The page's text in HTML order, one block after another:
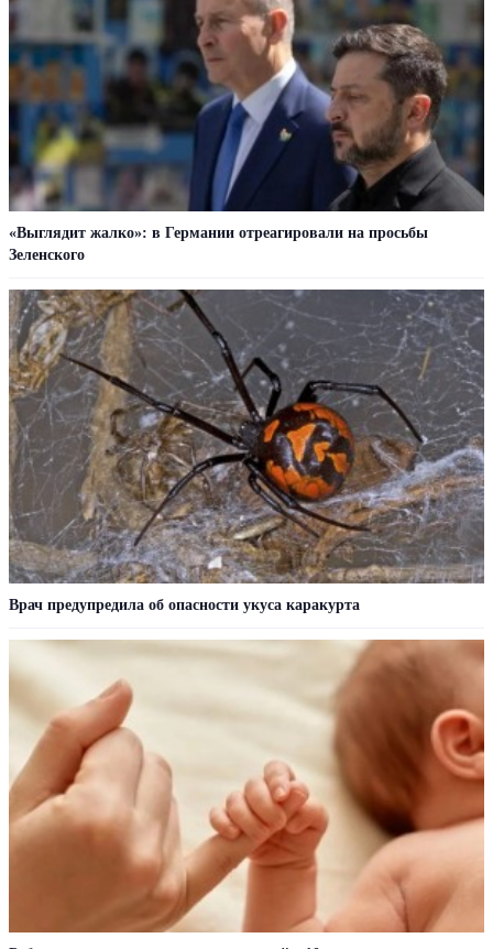
«Выглядит жалко»: в Германии отреагировали на просьбы
Зеленского
Врач предупредила об опасности укуса каракурта